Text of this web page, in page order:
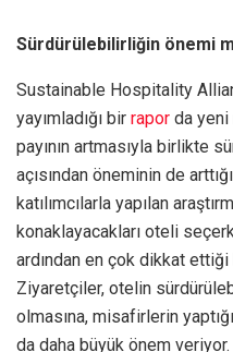
Sürdürülebilirliğin önemi
Sustainable Hospitality
yayımladığı bir rapor da yeni
payının artmasıyla birlikte
açısından öneminin de
katılımcılarla yapılan
konaklayacakları oteli
ardından en çok dikkat
Ziyaretçiler, otelin
olmasına, misafirlerin
da daha büyük önem veriyor.